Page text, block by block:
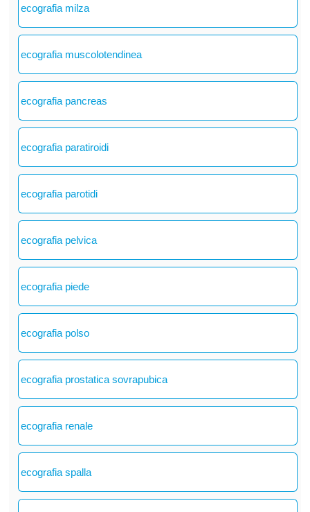
ecografia milza
ecografia muscolotendinea
ecografia pancreas
ecografia paratiroidi
ecografia parotidi
ecografia pelvica
ecografia piede
ecografia polso
ecografia prostatica sovrapubica
ecografia renale
ecografia spalla